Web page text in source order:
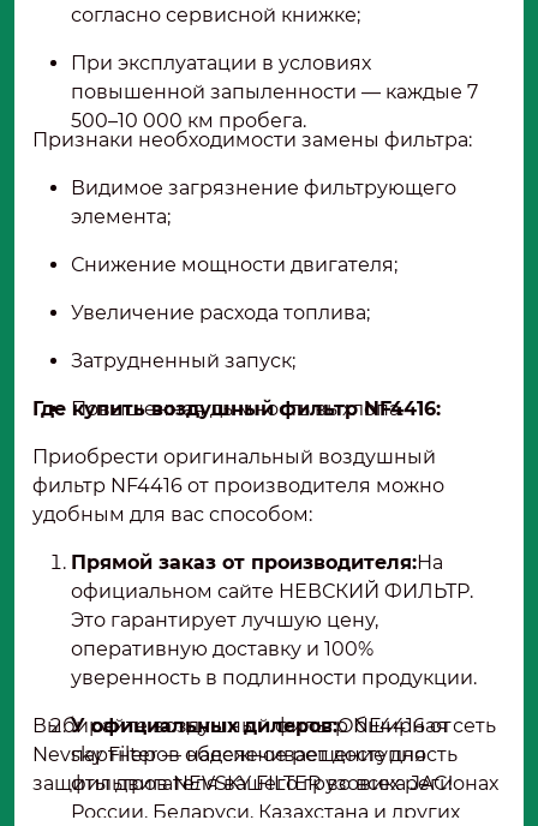
согласно сервисной книжке;
При эксплуатации в условиях
повышенной запыленности — каждые 7
500–10 000 км пробега.
Признаки необходимости замены фильтра:
Видимое загрязнение фильтрующего
элемента;
Снижение мощности двигателя;
Увеличение расхода топлива;
Затрудненный запуск;
Повышенная дымность выхлопа.
Где купить воздушный фильтр NF4416:
Приобрести оригинальный воздушный
фильтр NF4416 от производителя можно
удобным для вас способом:
Прямой заказ от производителя:На
официальном сайте НЕВСКИЙ ФИЛЬТР.
Это гарантирует лучшую цену,
оперативную доставку и 100%
уверенность в подлинности продукции.
У официальных дилеров:Обширная сеть
партнеров обеспечивает доступность
фильтров NEVSKY FILTER во всех регионах
России, Беларуси, Казахстана и других
Выбирайте воздушный фильтр NF4416 от
Nevsky Filter — надежное решение для
защиты двигателя вашего грузовика JAC!